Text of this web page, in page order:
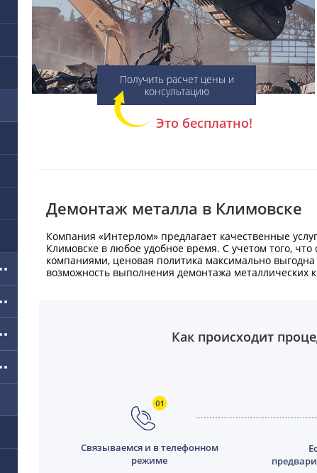
Получить расчет цены и
консультацию
Это бесплатно!
Демонтаж металла в Климовске
Компания «Интерлом» предлагает качественные
Климовске в любое удобное время. С учетом того,
компаниями, ценовая политика максимально
возможность выполнения демонтажа металлических
Как происходит
Связываемся и в телефонном
режиме